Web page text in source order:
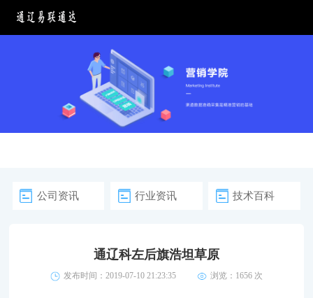
公司资讯 行业资讯 技术百科
通辽科左后旗浩坦草原
发布时间：2019-07-10 21:23:35 浏览： 1656 次